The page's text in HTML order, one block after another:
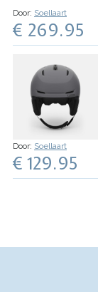
Door: Soellaart
€ 269.95
Door: Soellaart
€ 129.95